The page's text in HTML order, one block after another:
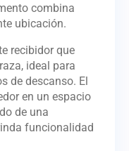
combina
ubicación.
recibidor que
ideal para
de descanso. El
en un espacio
de una
funcionalidad